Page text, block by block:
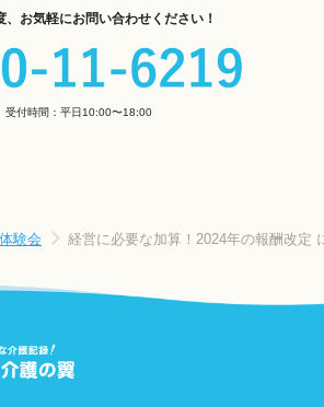
、お気軽にお問い合わせください！
受付時間：平日10:00〜18:00
験会 経営に必要な加算！2024年の報酬改定